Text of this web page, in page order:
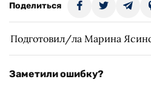
Поделиться
Подготовил/ла Марина
Заметили ошибку?